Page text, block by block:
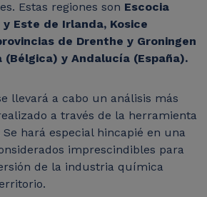
Estas regiones son Escocia
y Este de Irlanda, Kosice
de Drenthe y Groningen
(Bélgica) y Andalucía (España).
llevará a cabo un análisis más
a través de la herramienta
hará especial hincapié en una
imprescindibles para
de la industria química